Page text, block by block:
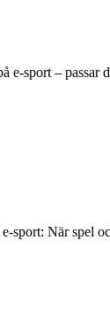
e-sport – passar
sport: När spel